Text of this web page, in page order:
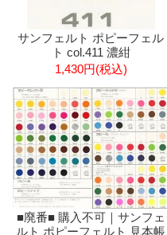
サンフェルト ポピーフェル
ト col.411 濃紺
1,430円(税込)
■廃番■ 購入不可｜サンフェ
ルト ポピーフェルト 見本帳